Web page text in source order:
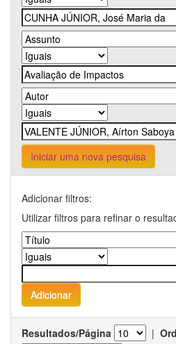
Iniciar uma nova pesquisa
Adicionar filtros:
Utilizar filtros para refinar o
Resultados/Página |